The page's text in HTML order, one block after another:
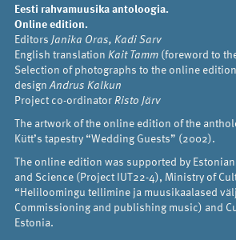
Eesti rahvamuusika antoloogia.
Online edition.
Editors Janika Oras, Kadi Sarv
English translation Kait Tamm (foreword to
Selection of photographs to the online edition
designAndrus Kalkun
Project co-ordinatorRisto Järv
The artwork of the online edition of the
Kütt’s tapestry “Wedding Guests” (2002).
The online edition was supported by
and Science (Project IUT22-4), Ministry of
“Heliloomingu tellimine ja muusikaalased
Commissioning and publishing music) and
Estonia.